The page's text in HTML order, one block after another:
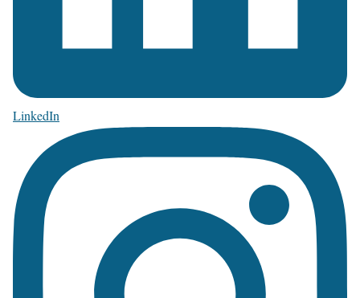
LinkedIn